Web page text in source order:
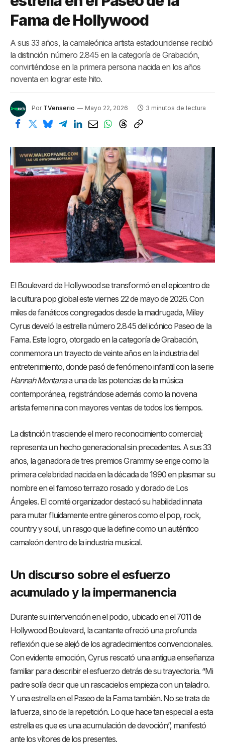
Fama de Hollywood
A sus 33 años, la camaleónica artista estadounidense recibió
la distinción número 2.845 en la categoría de Grabación,
convirtiéndose en la primera persona nacida en los años
noventa en lograr este hito.
Por TVenserio Mayo 22, 2026 3 minutos de lectura
El Boulevard de Hollywood se transformó en el epicentro de
la cultura pop global este viernes 22 de mayo de 2026.Con
miles de fanáticos congregados desde la madrugada, Miley
Cyrus develó la estrella número 2.845 del icónico Paseo de la
Fama. Este logro, otorgado en la categoría de Grabación,
conmemora un trayecto de veinte años en la industria del
entretenimiento, donde pasó de fenómeno infantil con la serie
Hannah Montanaa una de las potencias de la música
contemporánea, registrándose además como la novena
artista femenina con mayores ventas de todos los tiempos.
La distinción trasciende el mero reconocimiento comercial;
representa un hecho generacional sin precedentes. A sus 33
años, la ganadora de tres premios Grammy se erige como la
primera celebridad nacida en la década de 1990 en plasmar su
nombre en el famoso terrazo rosado y dorado de Los
Ángeles. El comité organizador destacó su habilidad innata
para mutar fluidamente entre géneros como el pop, rock,
country y soul, un rasgo que la define como un auténtico
camaleón dentro de la industria musical.
Un discurso sobre el esfuerzo
acumulado y la impermanencia
Durante su intervención en el podio, ubicado en el 7011 de
Hollywood Boulevard, la cantante ofreció una profunda
reflexión que se alejó de los agradecimientos convencionales.
Con evidente emoción, Cyrus rescató una antigua enseñanza
familiar para describir el esfuerzo detrás de su trayectoria. “Mi
padre solía decir que un rascacielos empieza con un taladro.
Y una estrella en el Paseo de la Fama también. No se trata de
la fuerza, sino de la repetición. Lo que hace tan especial a esta
estrella es que es una acumulación de devoción”, manifestó
ante los vítores de los presentes.